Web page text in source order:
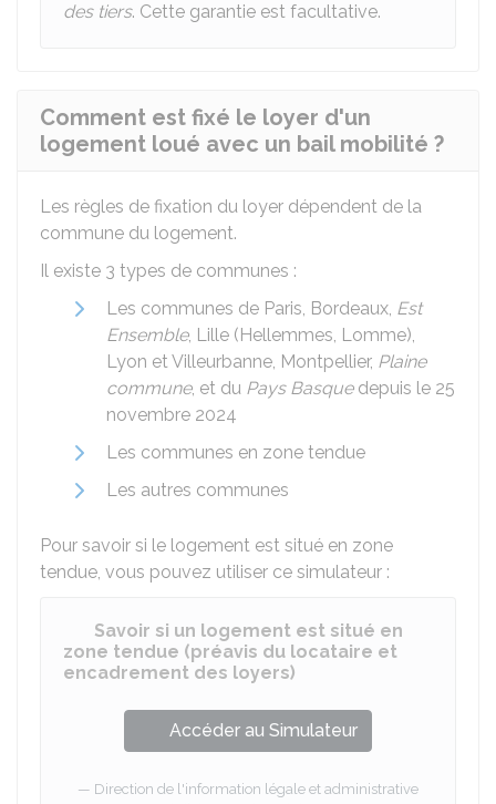
des tiers. Cette garantie est facultative.
Comment est fixé le loyer d'un
logement loué avec un bail mobilité ?
Les règles de fixation du loyer dépendent de la
commune du logement.
Il existe 3 types de communes :
Les communes de Paris, Bordeaux, Est
Ensemble, Lille (Hellemmes, Lomme),
Lyon et Villeurbanne, Montpellier, Plaine
commune, et du Pays Basquedepuis le 25
novembre 2024
Les communes en zone tendue
Les autres communes
Pour savoir si le logement est situé en zone
tendue, vous pouvez utiliser ce simulateur :
Savoir si un logement est situé en
zone tendue (préavis du locataire et
encadrement des loyers)
Accéder au Simulateur
Direction de l'information légale et administrative